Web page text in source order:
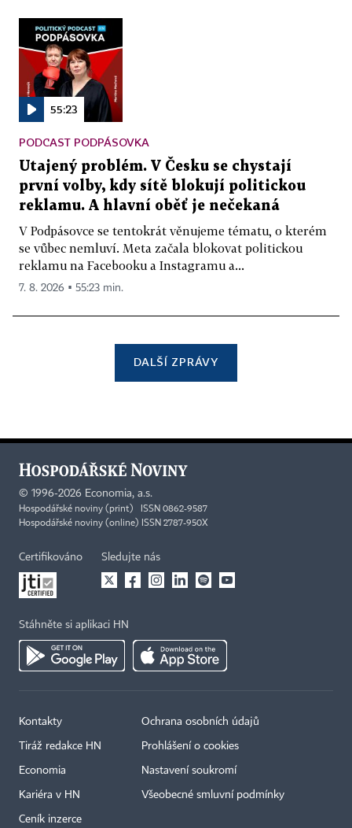
55:23
PODCAST PODPÁSOVKA
Utajený problém. V Česku se chystají
první volby, kdy sítě blokují politickou
reklamu. A hlavní oběť je nečekaná
V Podpásovce se tentokrát věnujeme tématu, o kterém
se vůbec nemluví. Meta začala blokovat politickou
reklamu na Facebooku a Instagramu a...
7. 8. 2026 ▪ 55:23 min.
DALŠÍ ZPRÁVY
© 1996-2026 Economia, a.s.
Hospodářské noviny (print) ISSN 0862-9587
Hospodářské noviny (online) ISSN 2787-950X
Certifikováno Sledujte nás
Stáhněte si aplikaci HN
Kontakty
Tiráž redakce HN
Economia
Kariéra v HN
Ceník inzerce
Ochrana osobních údajů
Prohlášení o cookies
Nastavení soukromí
Všeobecné smluvní podmínky